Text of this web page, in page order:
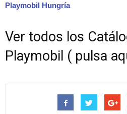
Playmobil Hungría
Ver todos los
Playmobil ( pulsa